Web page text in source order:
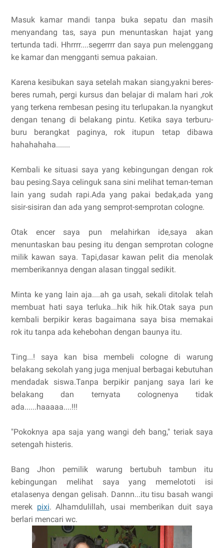
Masuk kamar mandi tanpa buka sepatu dan masih
menyandang tas, saya pun menuntaskan hajat yang
tertunda tadi. Hhrrrr....segerrrr dan saya pun melenggang
ke kamar dan mengganti semua pakaian.
Karena kesibukan saya setelah makan siang,yakni beres-
beres rumah, pergi kursus dan belajar di malam hari ,rok
yang terkena rembesan pesing itu terlupakan.Ia nyangkut
dengan tenang di belakang pintu. Ketika saya terburu-
buru berangkat paginya, rok itupun tetap dibawa
hahahahaha.......
Kembali ke situasi saya yang kebingungan dengan rok
bau pesing.Saya celinguk sana sini melihat teman-teman
lain yang sudah rapi.Ada yang pakai bedak,ada yang
sisir-sisiran dan ada yang semprot-semprotan cologne.
Otak encer saya pun melahirkan ide,saya akan
menuntaskan bau pesing itu dengan semprotan cologne
milik kawan saya. Tapi,dasar kawan pelit dia menolak
memberikannya dengan alasan tinggal sedikit.
Minta ke yang lain aja....ah ga usah, sekali ditolak telah
membuat hati saya terluka...hik hik hik.Otak saya pun
kembali berpikir keras bagaimana saya bisa memakai
rok itu tanpa ada kehebohan dengan baunya itu.
Ting...! saya kan bisa membeli cologne di warung
belakang sekolah yang juga menjual berbagai kebutuhan
mendadak siswa.Tanpa berpikir panjang saya lari ke
belakang dan ternyata colognenya tidak
ada......haaaaa....!!!
"Pokoknya apa saja yang wangi deh bang," teriak saya
setengah histeris.
Bang Jhon pemilik warung bertubuh tambun itu
kebingungan melihat saya yang memelototi isi
etalasenya dengan gelisah. Dannn...itu tisu basah wangi
merek pixi. Alhamdulillah, usai memberikan duit saya
berlari mencari wc.